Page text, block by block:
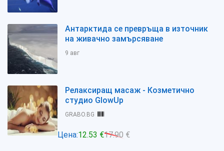
Антарктида се превръща в източник
на живачно замърсяване
9 авг
Релаксиращ масаж - Козметично
студио GlowUp
GRABO.BG
Цена:12.53 €17.90 €